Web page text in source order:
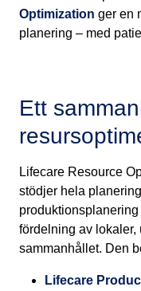
Optimization ger en
planering – med
Ett
Lifecare Resource
stödjer hela
fördelning av lokaler,
sammanhållet. Den
Lifecare